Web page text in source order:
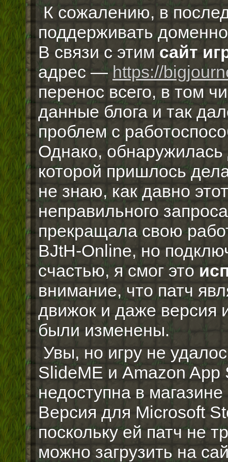
К сожалению, в
поддерживать
В связи с этим сайт
адрес —https://
перенос всего, в том
данные блога и так
проблем с
Однако, обнаружилась
которой пришлось
не знаю, как давно
неправильного
прекращала свою
BJtH-Online, но
счастью, я смог это
внимание, что патч
движок и даже версия
были изменены.
Увы, но игру не
SlideME и Amazon App
недоступна в
Версия для Microsoft
поскольку ей патч не
можно загрузить на